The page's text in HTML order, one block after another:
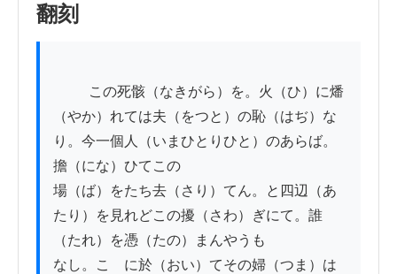
翻刻
（やか）れては夫（をつと）の恥（はぢ）な
り。今一個人（いまひとりひと）のあらば。
擔（にな）ひてこの
場（ば）をたち去（さり）てん。と四辺（あ
たり）を見れどこの擾（さわ）ぎにて。誰
（たれ）を憑（たの）まんやうも
なし。こゝに於（おい）てその婦（つま）は